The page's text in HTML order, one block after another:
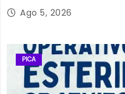
Ago 5, 2026
PICA